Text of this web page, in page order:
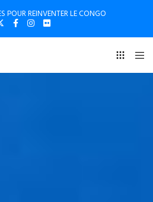
POUR REINVENTER LE CONGO